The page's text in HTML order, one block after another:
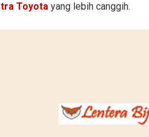
Toyota yang lebih canggih.